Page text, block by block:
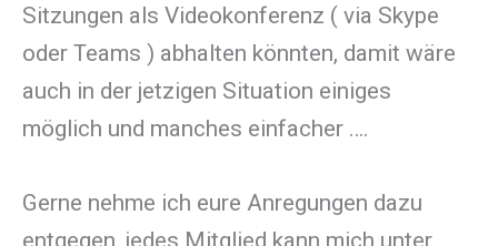
Sitzungen als Videokonferenz ( via Skype
oder Teams ) abhalten könnten, damit wäre
auch in der jetzigen Situation einiges
möglich und manches einfacher ….
Gerne nehme ich eure Anregungen dazu
entgegen, jedes Mitglied kann mich unter